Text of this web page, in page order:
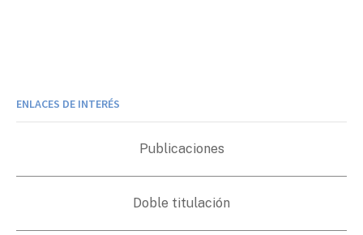
ENLACES DE INTERÉS
Publicaciones
Doble titulación